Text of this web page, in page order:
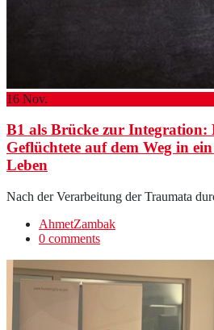
16 Nov.
B1 als Brücke zur Integration:
Geflüchtete auf dem Weg in
Leben
Nach der Verarbeitung der Traumata
AhmetZambak
0 comments